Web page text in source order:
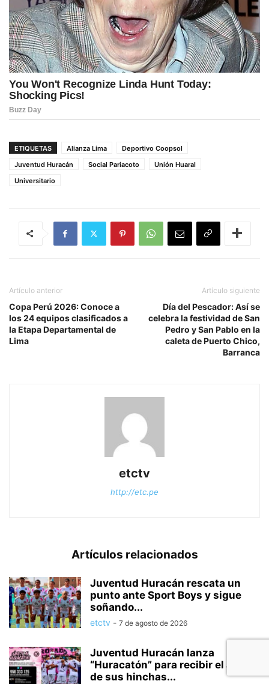
ETIQUETAS Alianza Lima
Deportivo Coopsol
Juventud Huracán
Social Pariacoto
Unión Huaral
Universitario
Artículo anterior
Copa Perú 2026: Conoce a
los 24 equipos clasificados a
la Etapa Departamental de
Lima
Artículo siguiente
Día del Pescador: Así se
celebra la festividad de San
Pedro y San Pablo en la
caleta de Puerto Chico,
Barranca
etctv
http://etc.pe
Artículos relacionados
Juventud Huracán rescata un
punto ante Sport Boys y sigue
soñando...
etctv - 7 de agosto de 2026
Juventud Huracán lanza
“Huracatón” para recibir el apoyo
de sus hinchas...